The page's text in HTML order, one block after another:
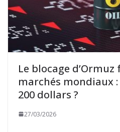
Le blocage
marchés mondiaux
200 dollars ?
27/03/2026